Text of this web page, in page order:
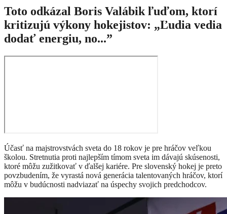
Toto odkázal Boris Valábik ľuďom, ktorí
kritizujú výkony hokejistov: „Ľudia vedia
dodať energiu, no...”
Účasť na majstrovstvách sveta do 18 rokov je pre hráčov veľkou
školou. Stretnutia proti najlepším tímom sveta im dávajú skúsenosti,
ktoré môžu zužitkovať v ďalšej kariére. Pre slovenský hokej je preto
povzbudením, že vyrastá nová generácia talentovaných hráčov, ktorí
môžu v budúcnosti nadviazať na úspechy svojich predchodcov.